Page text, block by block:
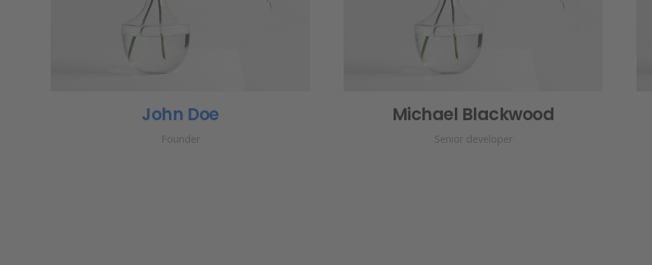
John Doe
Founder
Michael Blackwood
Senior developer